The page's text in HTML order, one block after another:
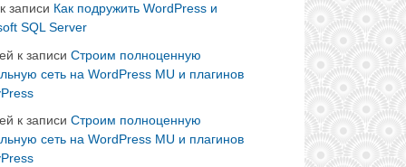
записи Как подружить WordPress и
SQL Server
к записи Строим полноценную
сеть на WordPress MU и плагинов
к записи Строим полноценную
сеть на WordPress MU и плагинов